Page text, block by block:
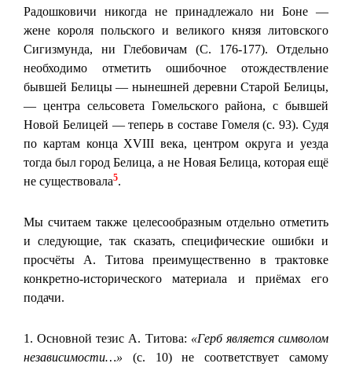
Радошковичи никогда не принадлежало ни Боне —
жене короля польского и великого князя литовского
Сигизмунда, ни Глебовичам (С. 176-177). Отдельно
необходимо отметить ошибочное отождествление
бывшей Белицы — нынешней деревни Старой Белицы,
— центра сельсовета Гомельского района, с бывшей
Новой Белицей — теперь в составе Гомеля (с. 93). Судя
по картам конца XVIII века, центром округа и уезда
тогда был город Белица, а не Новая Белица, которая ещё
не существовала5.
Мы считаем также целесообразным отдельно отметить
и следующие, так сказать, специфические ошибки и
просчёты А. Титова преимущественно в трактовке
конкретно-исторического материала и приёмах его
подачи.
1. Основной тезис А. Титова: «Герб является символом
независимости…» (с. 10) не соответствует самому